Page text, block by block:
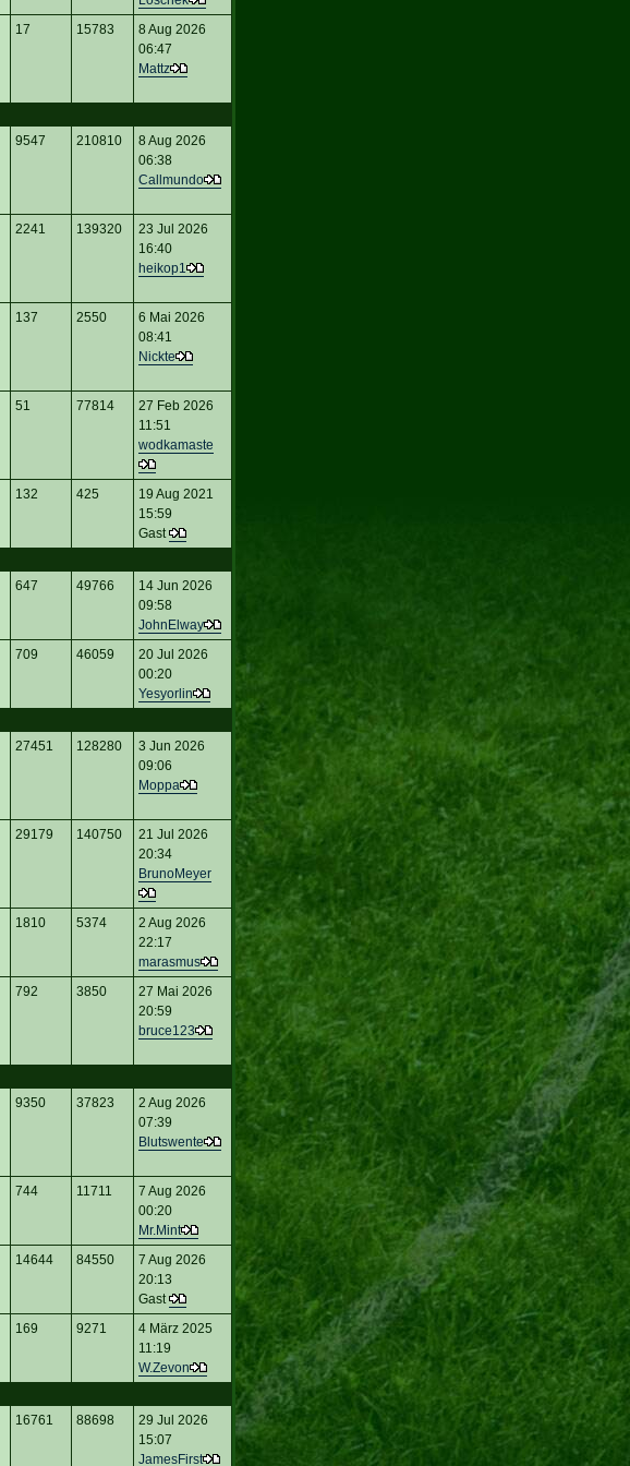
17 15783
8 Aug 2026
06:47
Mattz
9547 210810
8 Aug 2026
06:38
Callmundo
2241 139320
23 Jul 2026
16:40
heikop1
137 2550
6 Mai 2026
08:41
Nickte
51 77814
27 Feb 2026
11:51
wodkamaste
132 425
19 Aug 2021
15:59
Gast
647 49766
14 Jun 2026
09:58
JohnElway
709 46059
20 Jul 2026
00:20
Yesyorlin
27451 128280
3 Jun 2026
09:06
Moppa
29179 140750
21 Jul 2026
20:34
BrunoMeyer
1810 5374
2 Aug 2026
22:17
marasmus
792 3850
27 Mai 2026
20:59
bruce123
9350 37823
2 Aug 2026
07:39
Blutswente
744 11711
7 Aug 2026
00:20
Mr.Mint
14644 84550
7 Aug 2026
20:13
Gast
169 9271
4 März 2025
11:19
W.Zevon
16761 88698
29 Jul 2026
15:07
JamesFirst